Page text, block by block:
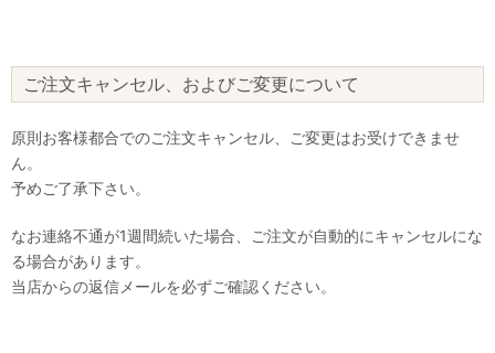
ご注文キャンセル、およびご変更について
原則お客様都合でのご注文キャンセル、ご変更はお受けできませ
ん。
予めご了承下さい。
なお連絡不通が1週間続いた場合、ご注文が自動的にキャンセルにな
る場合があります。
当店からの返信メールを必ずご確認ください。